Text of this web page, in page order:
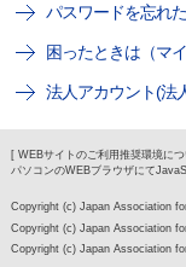
パスワードを忘れ
困ったときは（マ
法人アカウント(法
[ WEBサイトのご利用推奨環境につ
パソコンのWEBブラウザにて
Copyright (c) Japan Association
Copyright (c) Japan Association
Copyright (c) Japan Association